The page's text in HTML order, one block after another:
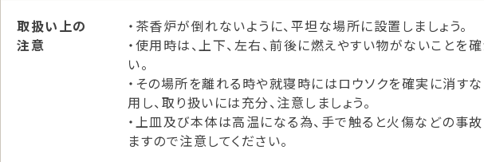
取扱い上の
注意
・茶香炉が倒れないように、平坦な場所に設置しましょう。
・使用時は、上下、左右、前後に燃えやすい物がないことを
い。
・その場所を離れる時や就寝時にはロウソクを確実に消す
用し、取り扱いには充分、注意しましょう。
・上皿及び本体は高温になる為、手で触ると火傷などの事
ますので注意してください。